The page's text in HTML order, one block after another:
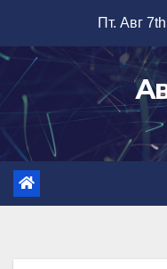
содержимому
Пт. Авг